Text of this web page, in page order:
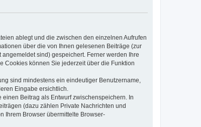
ablegt und die zwischen den einzelnen Aufrufen
über die von Ihnen gelesenen Beiträge (zur
sind) gespeichert. Ferner werden Ihre
Cookies können Sie jederzeit über die Funktion
sind mindestens ein eindeutiger Benutzername,
Eingabe ersichtlich.
Beitrag als Entwurf zwischenspeichern. In
(dazu zählen Private Nachrichten und
Ihrem Browser übermittelte Browser-